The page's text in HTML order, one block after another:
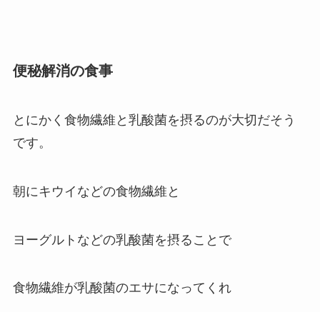
便秘解消の食事
とにかく食物繊維と乳酸菌を摂るのが大切だそう
です。
朝にキウイなどの食物繊維と
ヨーグルトなどの乳酸菌を摂ることで
食物繊維が乳酸菌のエサになってくれ